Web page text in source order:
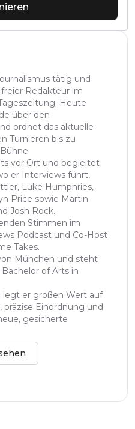
tätig und
Redakteur im
Heute
über den
ordnet das aktuelle
Turnieren bis zu
vor Ort und begleitet
er Interviews führt,
Luke Humphries,
Price sowie Martin
Josh Rock.
Stimmen im
Podcast und Co-Host
Takes.
München und steht
of Arts in
er großen Wert auf
Einordnung und
gesicherte